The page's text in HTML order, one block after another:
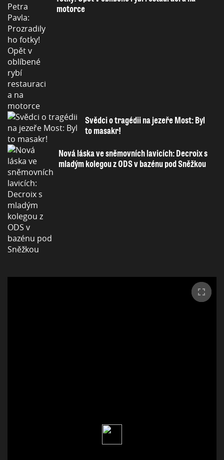
motorce
Svědci o tragédii na jezeře Most: Byl
to masakr!
Nová láska ve sněmovních lavicích: Decroix s
mladým kolegou z ODS v bazénu pod Sněžkou